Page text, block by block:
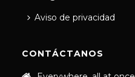
Aviso de privacidad
CONTÁCTANOS